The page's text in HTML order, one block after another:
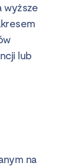
wyższe
lub
na